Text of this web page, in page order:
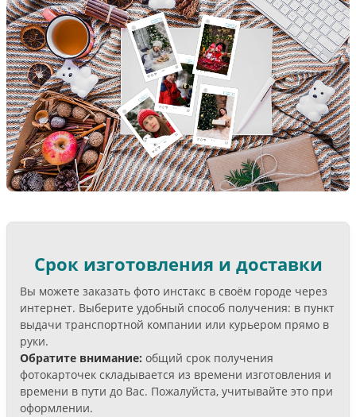
Срок изготовления и доставки
Вы можете заказать фото инстакс в своём городе через
интернет. Выберите удобный способ получения: в пункт
выдачи транспортной компании или курьером прямо в
руки.
Обратите внимание: общий срок получения
фотокарточек складывается из времени изготовления и
времени в пути до Вас. Пожалуйста, учитывайте это при
оформлении.